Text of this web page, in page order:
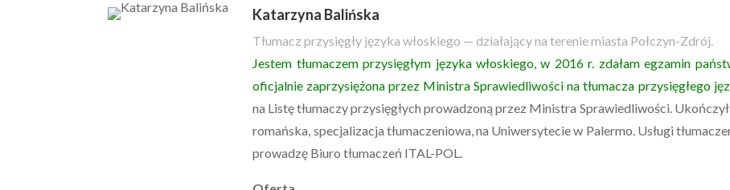
Katarzyna Balińska
Tłumacz przysięgły języka włoskiego — działający na terenie miasta Połczyn-Zdrój.
Jestem tłumaczem przysięgłym języka włoskiego, w 2016 r. zdałam egzamin
oficjalnie zaprzysiężona przez Ministra Sprawiedliwości na tłumacza przysięgłego
na Listę tłumaczy przysięgłych prowadzoną przez Ministra Sprawiedliwości.
romańska, specjalizacja tłumaczeniowa, na Uniwersytecie w Palermo. Usługi
prowadzę Biuro tłumaczeń ITAL-POL.